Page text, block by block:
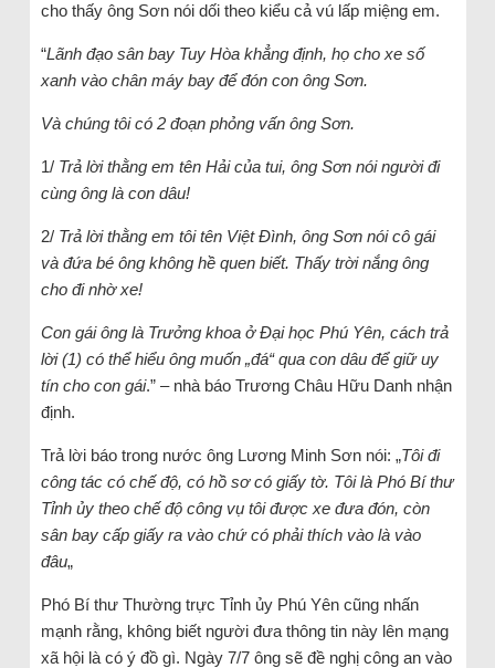
cho thấy ông Sơn nói dối theo kiểu cả vú lấp miệng em.
“Lãnh đạo sân bay Tuy Hòa khẳng định, họ cho xe số
xanh vào chân máy bay để đón con ông Sơn.
Và chúng tôi có 2 đoạn phỏng vấn ông Sơn.
1/ Trả lời thằng em tên Hải của tui, ông Sơn nói người đi
cùng ông là con dâu!
2/ Trả lời thằng em tôi tên Việt Đình, ông Sơn nói cô gái
và đứa bé ông không hề quen biết. Thấy trời nắng ông
cho đi nhờ xe!
Con gái ông là Trưởng khoa ở Đại học Phú Yên, cách trả
lời (1) có thể hiểu ông muốn „đá“ qua con dâu để giữ uy
tín cho con gái.” – nhà báo Trương Châu Hữu Danh nhận
định.
Trả lời báo trong nước ông Lương Minh Sơn nói: „Tôi đi
công tác có chế độ, có hồ sơ có giấy tờ. Tôi là Phó Bí thư
Tỉnh ủy theo chế độ công vụ tôi được xe đưa đón, còn
sân bay cấp giấy ra vào chứ có phải thích vào là vào
đâu„
Phó Bí thư Thường trực Tỉnh ủy Phú Yên cũng nhấn
mạnh rằng, không biết người đưa thông tin này lên mạng
xã hội là có ý đồ gì. Ngày 7/7 ông sẽ đề nghị công an vào